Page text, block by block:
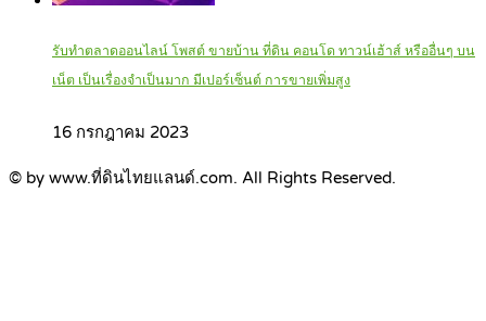
รับทำตลาดออนไลน์ โพสต์ ขายบ้าน ที่ดิน คอนโด ทาวน์เฮ้าส์ หรืออื่นๆ บน
เน็ต เป็นเรื่องจำเป็นมาก มีเปอร์เซ็นต์ การขายเพิ่มสูง
16 กรกฎาคม 2023
© by www.ที่ดินไทยแลนด์.com. All Rights Reserved.